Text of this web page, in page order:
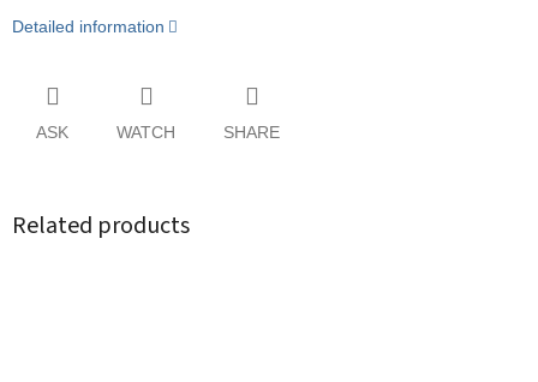
Detailed information
ASK WATCH SHARE
Related products